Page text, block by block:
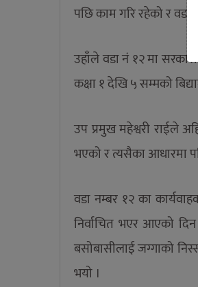
पछि काम गरि रहेको र
उहाँले वडा नं १२ मा
कक्षा १ देखि ५ सम्मको
उप प्रमुख महेश्वरी राईले
भएको र त्यसैका आधारमा
वडा नम्बर १२ का
निर्वाचित भएर आएको
बसोबासीलाई जग्गाको
भयो ।